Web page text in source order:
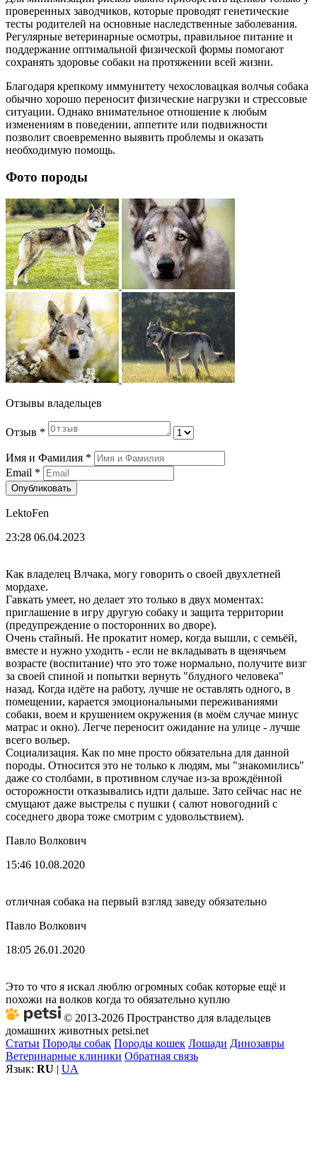
проверенных заводчиков, которые проводят генетические
тесты родителей на основные наследственные заболевания.
Регулярные ветеринарные осмотры, правильное питание и
поддержание оптимальной физической формы помогают
сохранять здоровье собаки на протяжении всей жизни.
Благодаря крепкому иммунитету чехословацкая волчья собака
обычно хорошо переносит физические нагрузки и стрессовые
ситуации. Однако внимательное отношение к любым
изменениям в поведении, аппетите или подвижности
позволит своевременно выявить проблемы и оказать
необходимую помощь.
Фото породы
Отзывы владельцев
Отзыв *
Имя и Фамилия *
Email *
Опубликовать
LektoFen
23:28 06.04.2023
Как владелец Влчака, могу говорить о своей двухлетней
мордахе.
Гавкать умеет, но делает это только в двух моментах:
приглашение в игру другую собаку и защита территории
(предупреждение о посторонних во дворе).
Очень стайный. Не прокатит номер, когда вышли, с семьёй,
вместе и нужно уходить - если не вкладывать в щенячьем
возрасте (воспитание) что это тоже нормально, получите визг
за своей спиной и попытки вернуть "блудного человека"
назад. Когда идёте на работу, лучше не оставлять одного, в
помещении, карается эмоциональными переживаниями
собаки, воем и крушением окружения (в моём случае минус
матрас и окно). Легче переносит ожидание на улице - лучше
всего вольер.
Социализация. Как по мне просто обязательна для данной
породы. Относится это не только к людям, мы "знакомились"
даже со столбами, в противном случае из-за врождённой
осторожности отказывались идти дальше. Зато сейчас нас не
смущают даже выстрелы с пушки ( салют новогодний с
соседнего двора тоже смотрим с удовольствием).
Павло Волкович
15:46 10.08.2020
отличная собака на первый взгляд заведу обязательно
Павло Волкович
18:05 26.01.2020
Это то что я искал люблю огромных собак которые ещё и
похожи на волков когда то обязательно куплю
© 2013-2026 Пространство для владельцев
домашних животных petsi.net
Статьи Породы собак Породы кошек Лошади Динозавры
Ветеринарные клиники Обратная связь
Язык: RU | UA